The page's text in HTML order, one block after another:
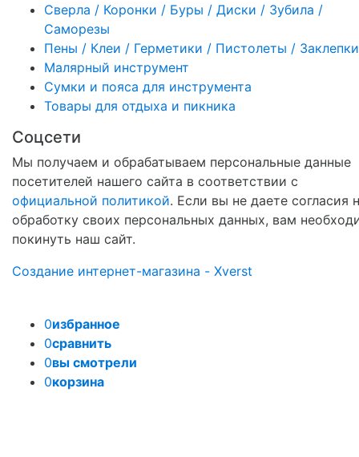
Сверла / Коронки / Буры / Диски / Зубила /
Саморезы
Пены / Клеи / Герметики / Пистолеты / Заклепки
Малярный инструмент
Сумки и пояса для инструмента
Товары для отдыха и пикника
Соцсети
Мы получаем и обрабатываем персональные данные
посетителей нашего сайта в соответствии с
официальной политикой. Если вы не даете согласия
обработку своих персональных данных, вам
покинуть наш сайт.
Создание интернет-магазина - Xverst
0избранное
0сравнить
0вы смотрели
0корзина